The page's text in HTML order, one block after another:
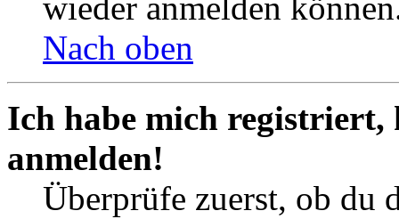
Nach oben
Ich habe mich
anmelden!
Überprüfe zuerst, ob du